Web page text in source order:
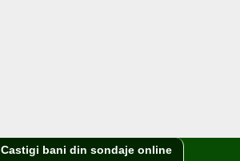
Castigi bani din sondaje online